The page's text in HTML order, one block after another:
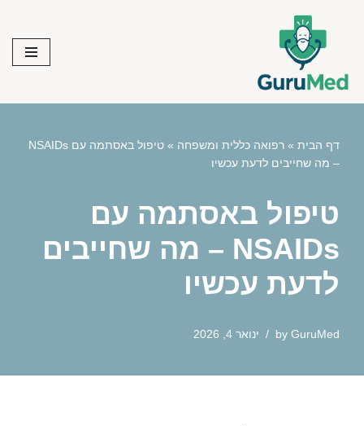
content
דף הבית » רפואה כללית ומשפחה »
טיפול באסתמה עם NSAIDs
– מה שחייבים לדעת עכשיו
טיפול באסתמה עם
NSAIDs – מה שחייבים
לדעת עכשיו
by GuruMed ינואר 4, 2026